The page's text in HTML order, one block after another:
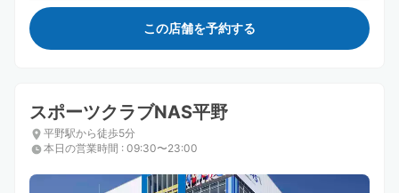
この店舗を予約する
スポーツクラブNAS平野
平野駅から徒歩5分
本日の営業時間 : 09:30〜23:00